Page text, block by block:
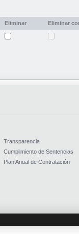
Eliminar Eliminar
Transparencia
Cumplimiento de Sentencias
Plan Anual de Contratación